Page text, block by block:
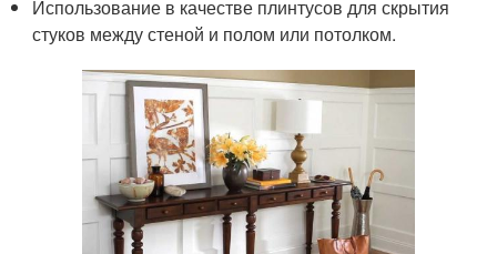
Использование в качестве плинтусов для скрытия
стуков между стеной и полом или потолком.